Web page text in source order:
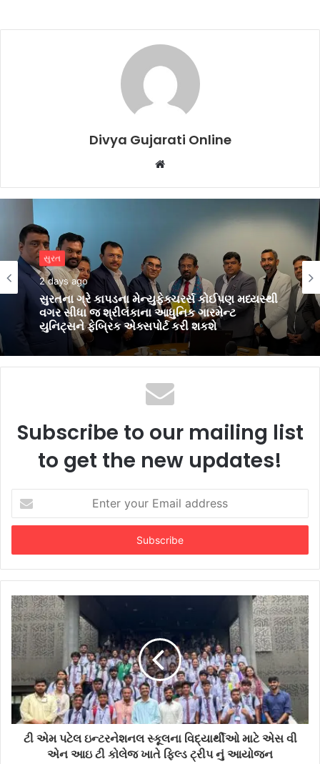
Divya Gujarati Online
Website
સુરત
2 days ago
સુરતના ગ્રે કાપડના મેન્યુફેક્ચરર્સ કોઈપણ મધ્યસ્થી
વગર સીધા જ શ્રીલંકાના આધુનિક ગારમેન્ટ
યુનિટ્સને ફેબ્રિક એક્સપોર્ટ કરી શકશે
બિઝનેસ
3 days ago
પીઅર્સને વિદેશમાં અભ્યાસ કરવા ઈચ્છતા
વિદ્યાર્થીઓ માટે સુરતમાં પીટીઈ પાર્ટનર મીટનું
આયોજન કર્યું
Subscribe to our mailing list
to get the new updates!
your
Email
ટી એમ પટેલ ઇન્ટરનેશનલ સ્કૂલના વિદ્યાર્થીઓ માટે એસ વી
એન આઇ ટી કોલેજ ખાતે ફિલ્ડ ટ્રીપ નું આયોજન